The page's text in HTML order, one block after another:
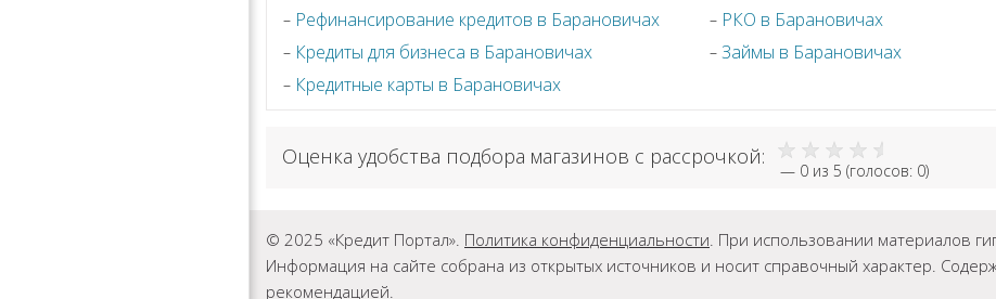
Рефинансирование кредитов в Барановичах
Кредиты для бизнеса в Барановичах
Кредитные карты в Барановичах
РКО в Барановичах
Займы в Барановичах
Оценка удобства подбора магазинов с рассрочкой:
— 0 из 5 (голосов: 0)
© 2025 «Кредит Портал». Политика конфиденциальности . При использовании материалов
Информация на сайте собрана из открытых источников и носит справочный характер.
рекомендацией.